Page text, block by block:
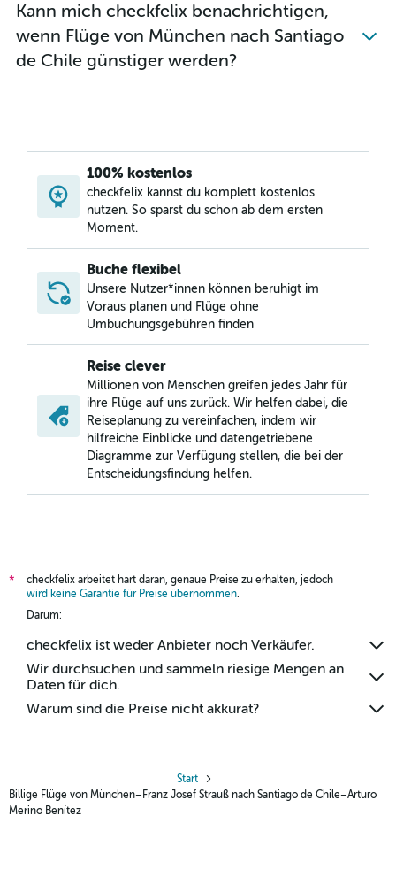
Kann mich checkfelix benachrichtigen,
wenn Flüge von München nach Santiago
de Chile günstiger werden?
100% kostenlos
checkfelix kannst du komplett kostenlos
nutzen. So sparst du schon ab dem ersten
Moment.
Buche flexibel
Unsere Nutzer*innen können beruhigt im
Voraus planen und Flüge ohne
Umbuchungsgebühren finden
Reise clever
Millionen von Menschen greifen jedes Jahr für
ihre Flüge auf uns zurück. Wir helfen dabei, die
Reiseplanung zu vereinfachen, indem wir
hilfreiche Einblicke und datengetriebene
Diagramme zur Verfügung stellen, die bei der
Entscheidungsfindung helfen.
*
checkfelix arbeitet hart daran, genaue Preise zu erhalten, jedoch
wird keine Garantie für Preise übernommen.
Darum:
checkfelix ist weder Anbieter noch Verkäufer.
Wir durchsuchen und sammeln riesige Mengen an
Daten für dich.
Warum sind die Preise nicht akkurat?
Start
Billige Flüge von München–Franz Josef Strauß nach Santiago de Chile–Arturo
Merino Benítez